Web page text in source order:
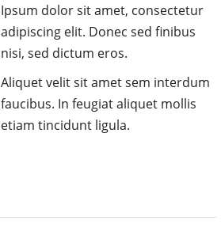
Ipsum dolor sit amet, consectetur
adipiscing elit. Donec sed finibus
nisi, sed dictum eros.
Aliquet velit sit amet sem interdum
faucibus. In feugiat aliquet mollis
etiam tincidunt ligula.